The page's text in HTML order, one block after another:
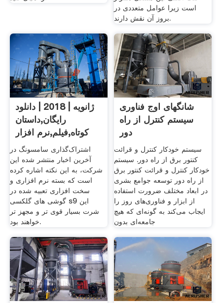
است زیرا عوامل متعددی در
بروز آن نقش دارند.
ژانویه | 2018 | دانلود
رایگان,داستان
کوتاه,فیلم,نرم افزار
اشتراک‌گذاری سامسونگ در
آخرین اخبار منتشر شده این
شرکت، به این نکته اشاره کرده
است که بسته نرم افزاری و
سخت افزاری تعبیه شده در
گوشی های گلکسی s9 این
شرت بسیار قوی تر و مجهز تر
خواهند بود.
شانگهای اوج فناوری
سیستم کنترل از راه
دور
سیستم خودکار کنترل و قرائت
کنتور برق از راه دور. سیستم
خودکار کنترل و قرائت کنتور برق
از راه دور توسعه جوامع بشری
در ابعاد مختلف ضرورت استفاده
از ابزار و فناوری‌های روز را
ایجاب می‌کند به گونه‌ای که هیچ
جامعه‌ای بدون